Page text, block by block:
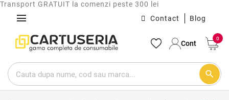
Transport GRATUIT la comenzi peste 300 lei
menu Contact Blog
Cont
0
search